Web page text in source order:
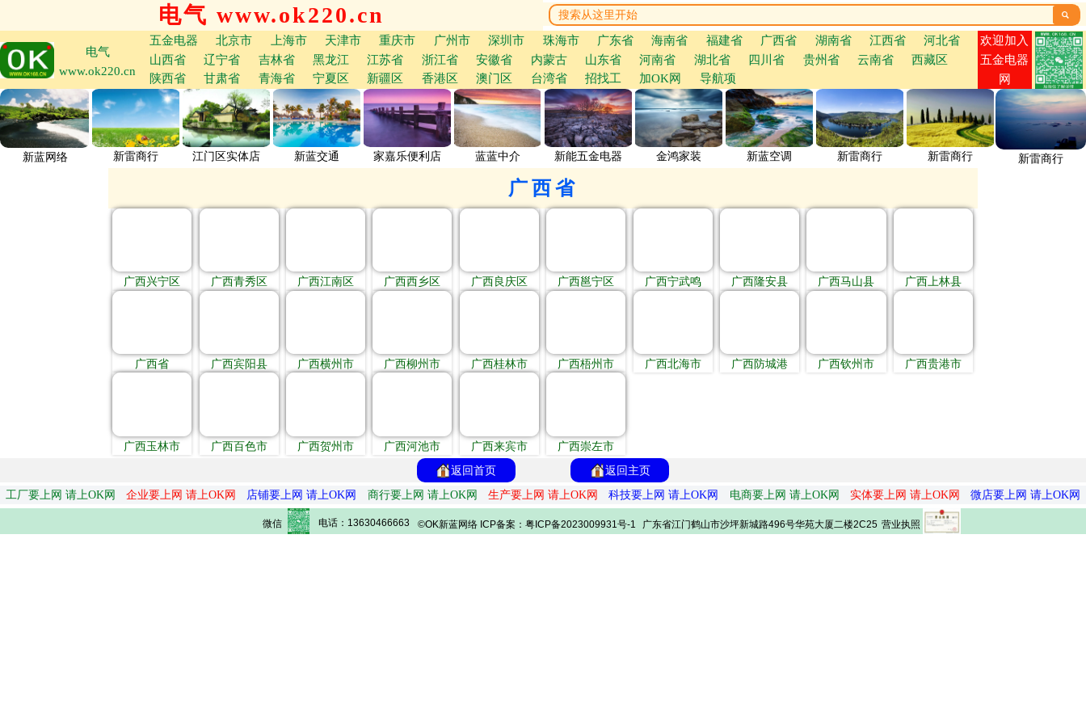
电气 www.ok220.cn 
电气
www.ok220.cn
五金电器 北京市 上海市 天津市 重庆市 广州市 深圳市 珠海市 广东省 海南省 福建省 广西省 湖南省 江西省
河北省
山西省
辽宁省 吉林省 黑龙江 江苏省 浙江省 安徽省 内蒙古 山东省 河南省 湖北省 四川省 贵州省 云南省
西藏区
陕西省
甘肃省 青海省 宁夏区 新疆区 香港区 澳门区 台湾省 招找工 加OK网 导航项
欢迎加入
五金电器
网
新蓝网络 新雷商行 江门区实体店 新蓝交通 家嘉乐便利店 蓝蓝中介 新能五金电器 金鸿家装 新蓝空调 新雷商行 新雷商行 新雷商行
广西省
广西兴宁区 广西青秀区 广西江南区 广西西乡区 广西良庆区 广西邕宁区 广西宁武鸣 广西隆安县 广西马山县 广西上林县
广西省 广西宾阳县 广西横州市 广西柳州市 广西桂林市 广西梧州市 广西北海市 广西防城港 广西钦州市 广西贵港市
广西玉林市 广西百色市 广西贺州市 广西河池市 广西来宾市
广西崇左市
返回首页
返回主页
工厂要上网 请上OK网
企业要上网 请上OK网 店铺要上网 请上OK网 商行要上网 请上OK网 生产要上网 请上OK网 科技要上网 请上OK网 电商要上网 请上OK网 实体要上网 请上OK网 微店要上网 请上OK网
微信 电话：13630466663 ©OK新蓝网络 ICP备案：粤ICP备2023009931号-1 广东省江门鹤山市沙坪新城路496号华苑大厦二楼2C25 营业执照